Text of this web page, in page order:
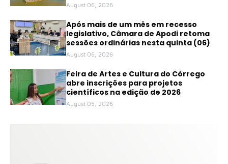
August 06, 2026
Após mais de um mês em recesso
legislativo, Câmara de Apodi retoma
sessões ordinárias nesta quinta (06)
August 06, 2026
Feira de Artes e Cultura do Córrego
abre inscrições para projetos
científicos na edição de 2026
August 05, 2026